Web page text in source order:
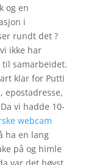
og en
i
rundt det ?
ikke har
samarbeidet.
klar for Putti
epostadresse,
vi hadde 10-
webcam
ha en lang
på og himle